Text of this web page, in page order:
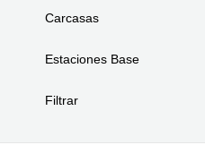
Carcasas
Estaciones Base
Filtrar